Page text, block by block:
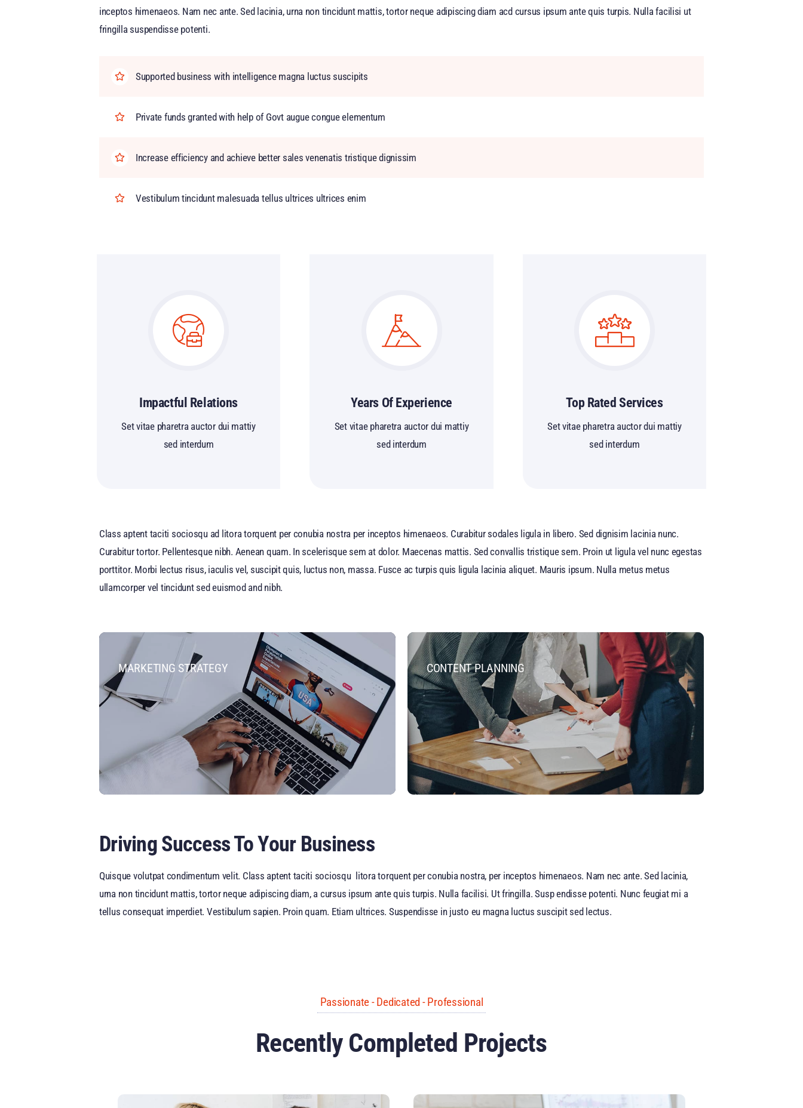
inceptos himenaeos. Nam nec ante. Sed lacinia, urna non tincidunt mattis, tortor neque adipiscing diam acd cursus ipsum ante quis turpis. Nulla facilisi ut
fringilla suspendisse potenti.
Supported business with intelligence magna luctus suscipits
Private funds granted with help of Govt augue congue elementum
Increase efficiency and achieve better sales venenatis tristique dignissim
Vestibulum tincidunt malesuada tellus ultrices ultrices enim
Impactful Relations
Set vitae pharetra auctor dui mattiy
sed interdum
Years Of Experience
Set vitae pharetra auctor dui mattiy
sed interdum
Top Rated Services
Set vitae pharetra auctor dui mattiy
sed interdum
Class aptent taciti sociosqu ad litora torquent per conubia nostra per inceptos himenaeos. Curabitur sodales ligula in libero. Sed dignisim lacinia nunc.
Curabitur tortor. Pellentesque nibh. Aenean quam. In scelerisque sem at dolor. Maecenas mattis. Sed convallis tristique sem. Proin ut ligula vel nunc egestas
porttitor. Morbi lectus risus, iaculis vel, suscipit quis, luctus non, massa. Fusce ac turpis quis ligula lacinia aliquet. Mauris ipsum. Nulla metus metus
ullamcorper vel tincidunt sed euismod and nibh.
MARKETING STRATEGY CONTENT PLANNING
Driving Success To Your Business
Quisque volutpat condimentum velit. Class aptent taciti sociosqu litora torquent per conubia nostra, per inceptos himenaeos. Nam nec ante. Sed lacinia,
urna non tincidunt mattis, tortor neque adipiscing diam, a cursus ipsum ante quis turpis. Nulla facilisi. Ut fringilla. Susp endisse potenti. Nunc feugiat mi a
tellus consequat imperdiet. Vestibulum sapien. Proin quam. Etiam ultrices. Suspendisse in justo eu magna luctus suscipit sed lectus.
Passionate - Dedicated - Professional
Recently Completed Projects